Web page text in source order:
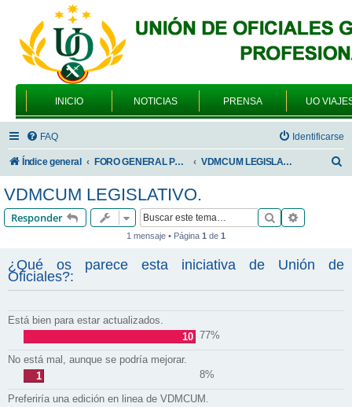
INICIO NOTICIAS PRENSA UO
FAQ Identificarse
Índice general FORO GENERAL PARA TODOS LOS USUARIOS VDMCUM LEGISLATIVO.
r
VDMCUM LEGISLATIVO.
Responder Buscar
1 mensaje • Página 1 de 1
¿Qué os parece esta iniciativa de Unión de
Oficiales?:
Está bien para estar actualizados.
10 77%
No está mal, aunque se podría mejorar.
1
8%
Preferiría una edición en linea de VDMCUM.